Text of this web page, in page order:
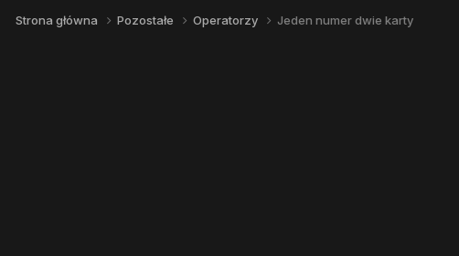
Strona główna Pozostałe Operatorzy Jeden numer dwie karty